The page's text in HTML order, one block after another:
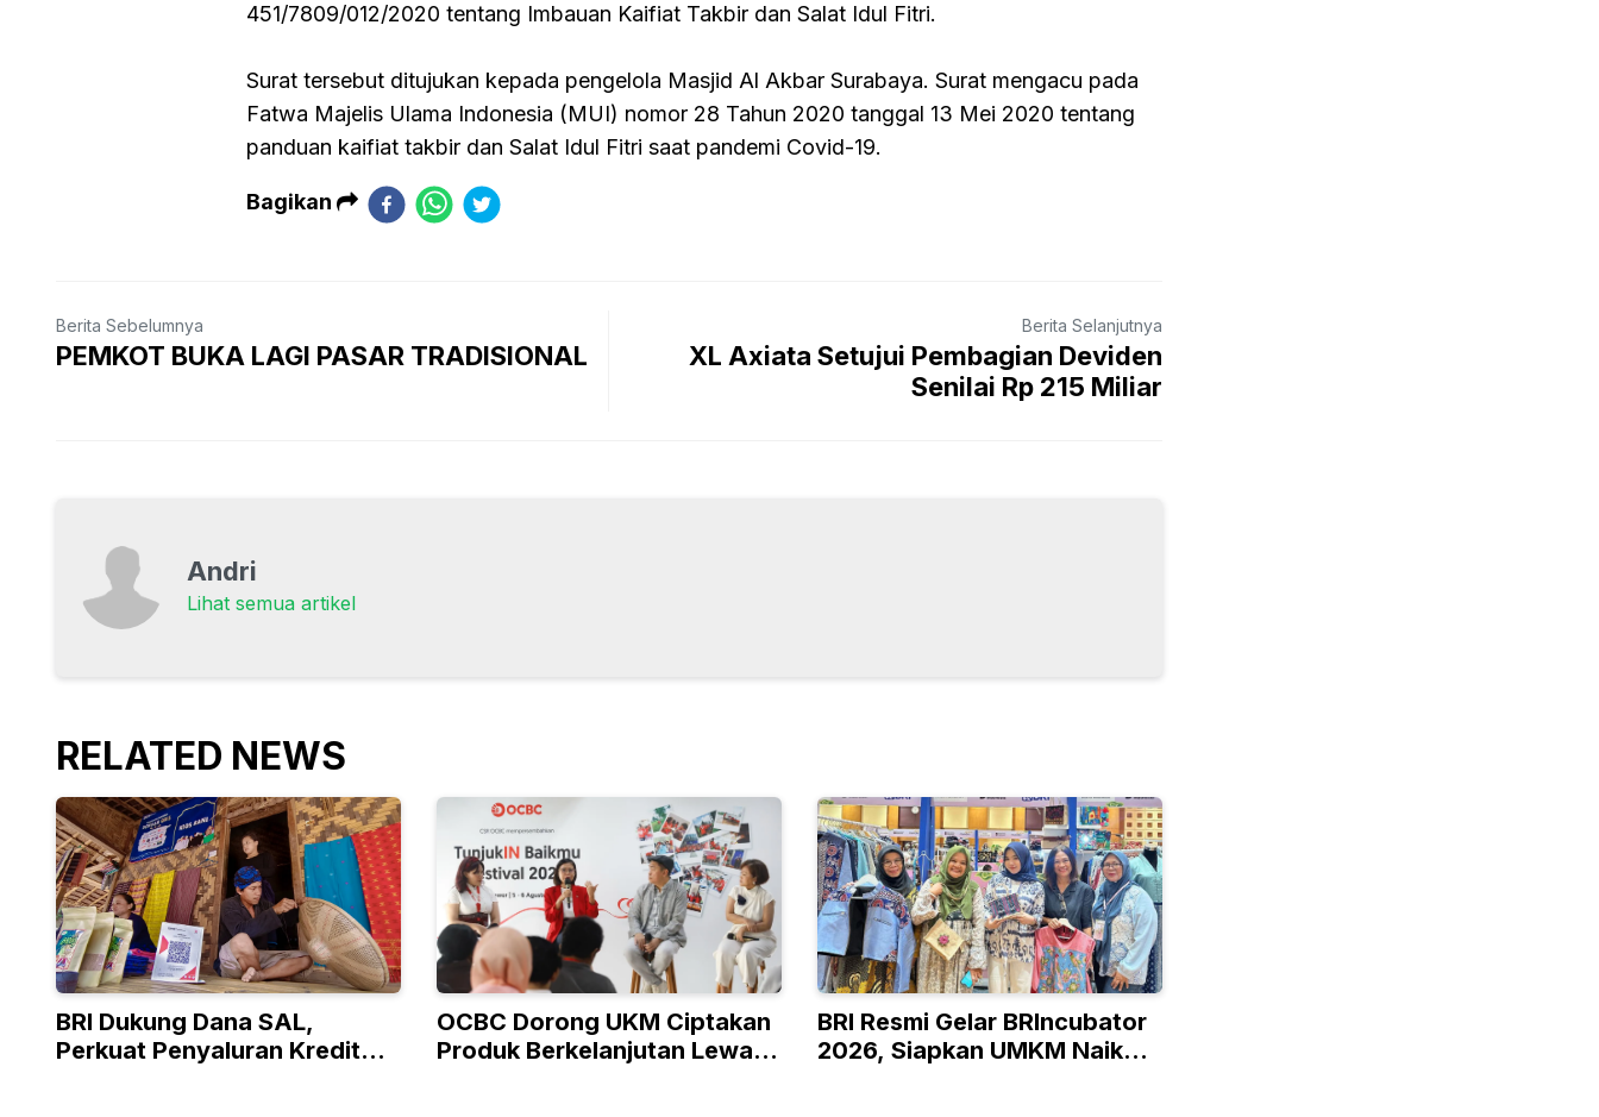
451/7809/012/2020 tentang Imbauan Kaifiat Takbir dan Salat Idul Fitri.
Surat tersebut ditujukan kepada pengelola Masjid Al Akbar Surabaya. Surat mengacu pada
Fatwa Majelis Ulama Indonesia (MUI) nomor 28 Tahun 2020 tanggal 13 Mei 2020 tentang
panduan kaifiat takbir dan Salat Idul Fitri saat pandemi Covid-19.
Bagikan
Berita Sebelumnya
PEMKOT BUKA LAGI PASAR TRADISIONAL
Berita Selanjutnya
XL Axiata Setujui Pembagian Deviden
Senilai Rp 215 Miliar
Andri
Lihat semua artikel
RELATED NEWS
BRI Dukung Dana SAL,
Perkuat Penyaluran Kredit
OCBC Dorong UKM Ciptakan
Produk Berkelanjutan Lewat
BRI Resmi Gelar BRIncubator
2026, Siapkan UMKM Naik